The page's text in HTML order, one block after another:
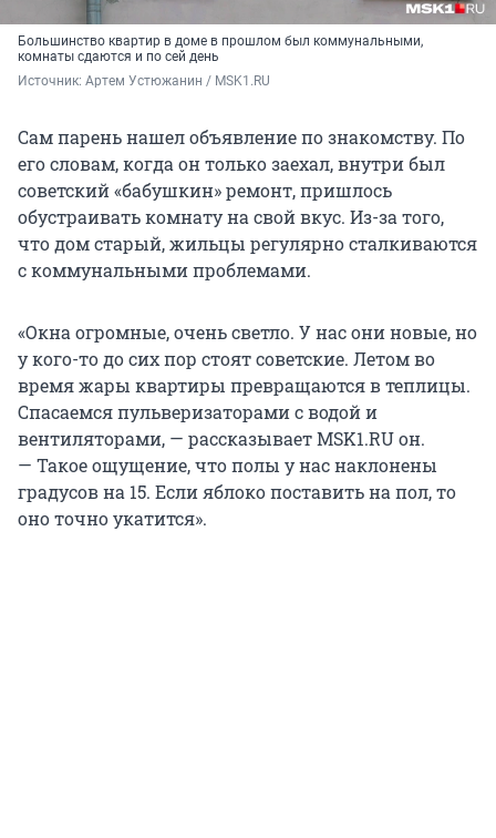
Большинство квартир в доме в прошлом был коммунальными,
комнаты сдаются и по сей день
Источник: Артем Устюжанин / MSK1.RU
Сам парень нашел объявление по знакомству. По
его словам, когда он только заехал, внутри был
советский «бабушкин» ремонт, пришлось
обустраивать комнату на свой вкус. Из-за того,
что дом старый, жильцы регулярно сталкиваются
с коммунальными проблемами.
«Окна огромные, очень светло. У нас они новые, но
у кого-то до сих пор стоят советские. Летом во
время жары квартиры превращаются в теплицы.
Спасаемся пульверизаторами с водой и
вентиляторами, — рассказывает MSK1.RU он.
— Такое ощущение, что полы у нас наклонены
градусов на 15. Если яблоко поставить на пол, то
оно точно укатится».